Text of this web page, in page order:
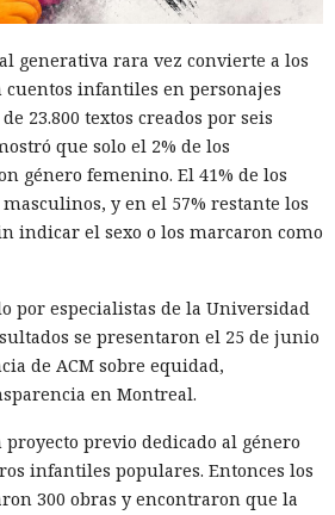
generativa rara vez convierte a los
infantiles en personajes
23.800 textos creados por seis
que solo el 2% de los
género femenino. El 41% de los
y en el 57% restante los
indicar el sexo o los marcaron como
por especialistas de la Universidad
se presentaron el 25 de junio
de ACM sobre equidad,
en Montreal.
previo dedicado al género
infantiles populares. Entonces los
300 obras y encontraron que la